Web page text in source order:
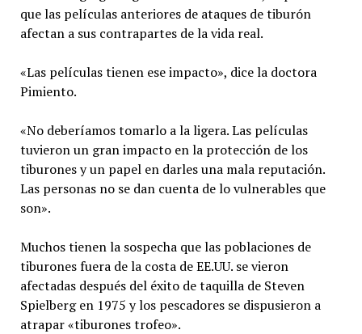
que las películas anteriores de ataques de tiburón
afectan a sus contrapartes de la vida real.
«Las películas tienen ese impacto», dice la doctora
Pimiento.
«No deberíamos tomarlo a la ligera. Las películas
tuvieron un gran impacto en la protección de los
tiburones y un papel en darles una mala reputación.
Las personas no se dan cuenta de lo vulnerables que
son».
Muchos tienen la sospecha que las poblaciones de
tiburones fuera de la costa de EE.UU. se vieron
afectadas después del éxito de taquilla de Steven
Spielberg en 1975 y los pescadores se dispusieron a
atrapar «tiburones trofeo».